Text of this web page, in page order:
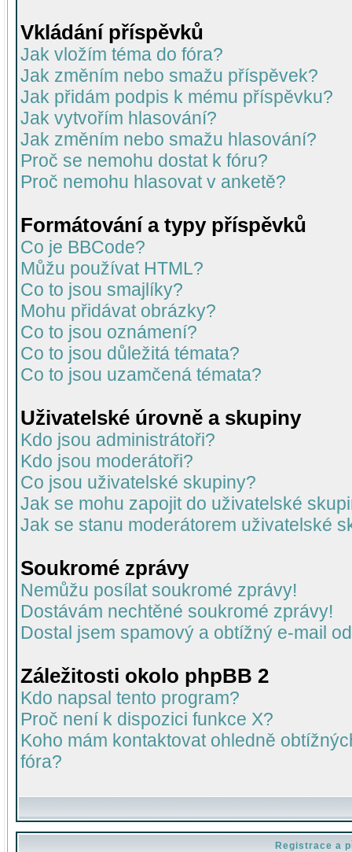
Vkládání příspěvků
Jak vložím téma do fóra?
Jak změním nebo smažu příspěvek?
Jak přidám podpis k mému příspěvku?
Jak vytvořím hlasování?
Jak změním nebo smažu hlasování?
Proč se nemohu dostat k fóru?
Proč nemohu hlasovat v anketě?
Formátování a typy příspěvků
Co je BBCode?
Můžu používat HTML?
Co to jsou smajlíky?
Mohu přidávat obrázky?
Co to jsou oznámení?
Co to jsou důležitá témata?
Co to jsou uzamčená témata?
Uživatelské úrovně a skupiny
Kdo jsou administrátoři?
Kdo jsou moderátoři?
Co jsou uživatelské skupiny?
Jak se mohu zapojit do uživatelské
Jak se stanu moderátorem uživatelské
Soukromé zprávy
Nemůžu posílat soukromé zprávy!
Dostávám nechtěné soukromé zprávy!
Dostal jsem spamový a obtížný e-mail
Záležitosti okolo phpBB 2
Kdo napsal tento program?
Proč není k dispozici funkce X?
Koho mám kontaktovat ohledně
fóra?
Registrace a